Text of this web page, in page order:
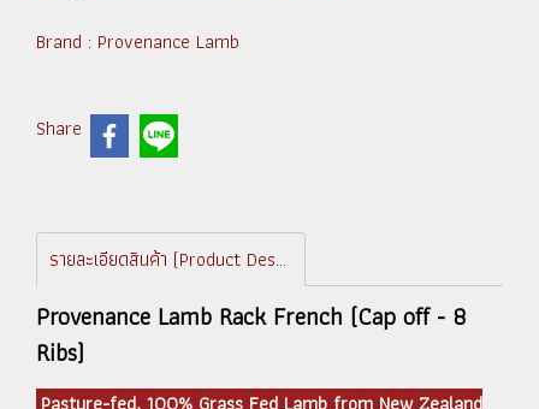
Brand : Provenance Lamb
Share
รายละเอียดสินค้า (Product Description)
Provenance Lamb Rack French (Cap off - 8
Ribs)